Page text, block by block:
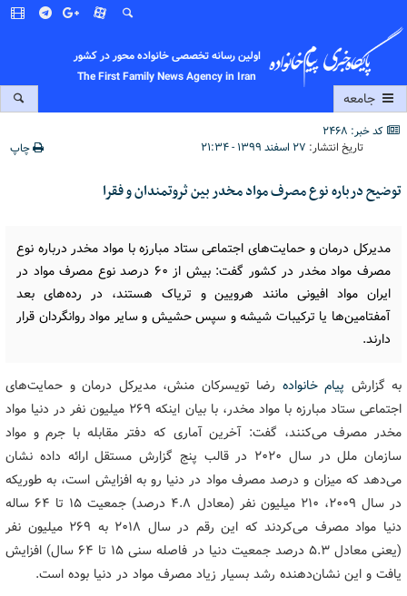
اولین رسانه تخصصی خانواده محور در کشور
The First Family News Agency in Iran
جامعه
کد خبر: 2468
تاریخ انتشار: ۲۷ اسفند ۱۳۹۹ - ۲۱:۳۴ چاپ
توضیح درباره نوع مصرف مواد مخدر بین ثروتمندان و فقرا
مدیرکل درمان و حمایت‌های اجتماعی ستاد مبارزه با مواد مخدر درباره نوع
مصرف مواد مخدر در کشور گفت: بیش از ۶۰ درصد نوع مصرف مواد در
ایران مواد افیونی مانند هرویین و تریاک هستند، در رده‌های بعد
آمفتامین‌ها یا ترکیبات شیشه و سپس حشیش و سایر مواد روانگردان قرار
دارند.
به گزارش پیام خانواده رضا تویسرکان منش، مدیرکل درمان و حمایت‌های
اجتماعی ستاد مبارزه با مواد مخدر، با بیان اینکه ۲۶۹ میلیون نفر در دنیا مواد
مخدر مصرف می‌کنند، گفت: آخرین آماری که دفتر مقابله با جرم و مواد
سازمان ملل در سال ۲۰۲۰ در قالب پنج گزارش مستقل ارائه داده نشان
می‌دهد که میزان و درصد مصرف مواد در دنیا رو به افزایش است، به طوریکه
در سال ۲۰۰۹، ۲۱۰ میلیون نفر (معادل ۴.۸ درصد) جمعیت ۱۵ تا ۶۴ ساله
دنیا مواد مصرف می‌کردند که این رقم در سال ۲۰۱۸ به ۲۶۹ میلیون نفر
(یعنی معادل ۵.۳ درصد جمعیت دنیا در فاصله سنی ۱۵ تا ۶۴ سال) افزایش
یافت و این نشان‌دهنده رشد بسیار زیاد مصرف مواد در دنیا بوده است.